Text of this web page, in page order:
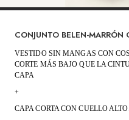
CONJUNTO BELEN-MARRÓN
VESTIDO SIN MANGAS CON
CORTE MÁS BAJO QUE LA
CAPA
+
CAPA CORTA CON CUELLO ALTO